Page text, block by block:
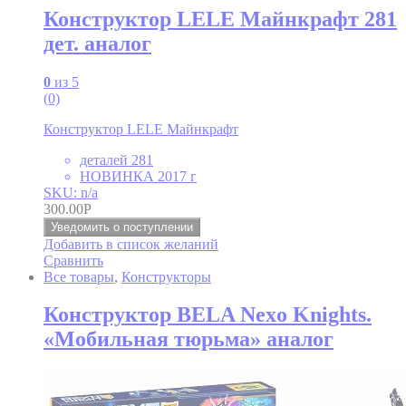
Конструктор LELE Майнкрафт 281
дет. аналог
0 из 5
(0)
Конструктор LELE Майнкрафт
деталей 281
НОВИНКА 2017 г
SKU: n/a
300.00Р
Уведомить о поступлении
Добавить в список желаний
Сравнить
Все товары, Конструкторы
Конструктор BELA Nexo Knights.
«Мобильная тюрьма» аналог